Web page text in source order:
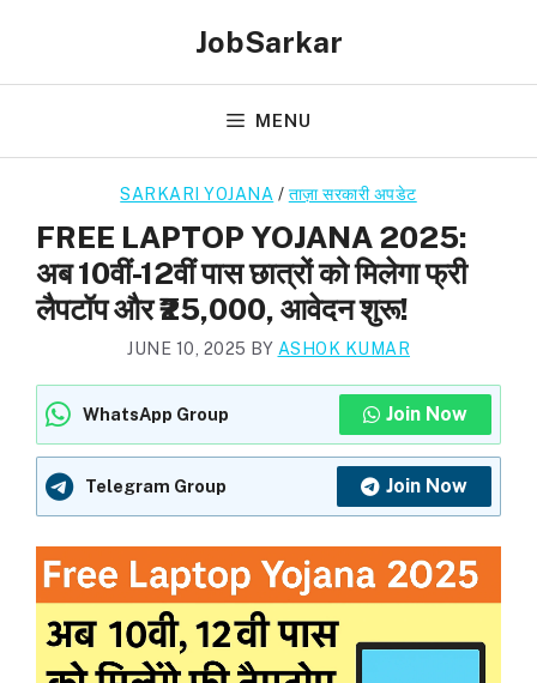
JobSarkar
MENU
SARKARI YOJANA / ताज़ा सरकारी अपडेट
FREE LAPTOP YOJANA 2025:
अब 10वीं-12वीं पास छात्रों को मिलेगा फ्री
लैपटॉप और ₹25,000, आवेदन शुरू!
JUNE 10, 2025 BY ASHOK KUMAR
WhatsApp Group Join Now
Telegram Group Join Now